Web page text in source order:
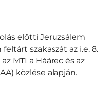
előtti Jeruzsálem
szakaszát az i.e. 8.
MTI a Háárec és az
közlése alapján.